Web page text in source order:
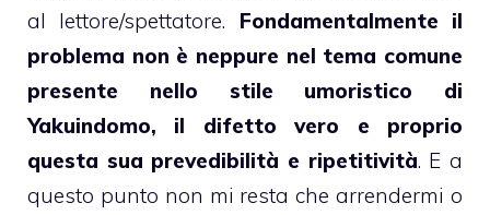
al lettore/spettatore. Fondamentalmente il
problema non è neppure nel tema comune
presente nello stile umoristico di
Yakuindomo, il difetto vero e proprio
questa sua prevedibilità e ripetitività. E a
questo punto non mi resta che arrendermi o